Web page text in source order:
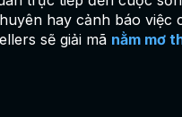
hay cảnh báo việc
sẽ giải mã nằm mơ